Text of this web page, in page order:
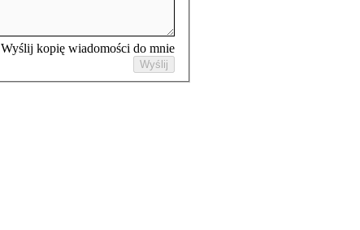
Wyślij kopię wiadomości do mnie